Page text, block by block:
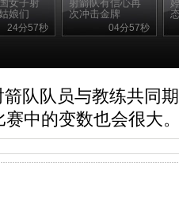
女子射
娘们
24分57秒
射箭队有信心再
次冲击金牌
04分57秒
队队员与教练共同
中的变数也会很大